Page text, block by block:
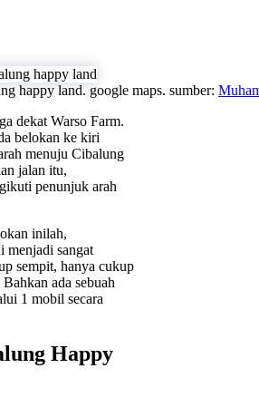
happy land. google maps. sumber:
dekat Warso Farm.
belokan ke kiri
menuju Cibalung
jalan itu,
penunjuk arah
inilah,
menjadi sangat
sempit, hanya cukup
ada sebuah
1 mobil secara
Happy